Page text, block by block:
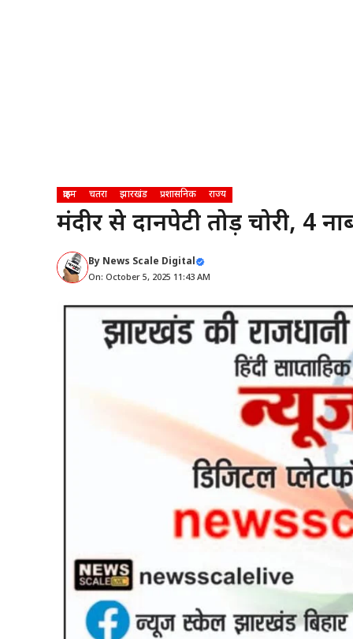
क्राइम चतरा झारखंड प्रशासनिक राज्य
मंदीर से दानपेटी तोड़ चोरी, 4
By News Scale Digital
On: October 5, 2025 11:43 AM